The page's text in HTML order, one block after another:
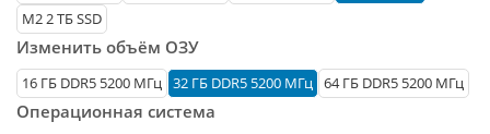
M2 2 ТБ SSD
Изменить объём ОЗУ
16 ГБ DDR5 5200 МГц 32 ГБ DDR5 5200 МГц 64 ГБ DDR5 5200 МГц
Операционная система